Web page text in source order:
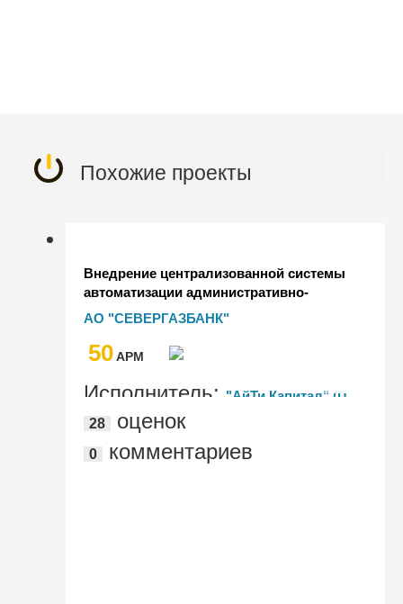
Похожие проекты
Внедрение централизованной системы
автоматизации административно-
хозяйственной деятельности Банка
АО "СЕВЕРГАЗБАНК"
50AРМ
Исполнитель: "АйТи Капитал" (IT
Capital)
28 оценок
0 комментариев